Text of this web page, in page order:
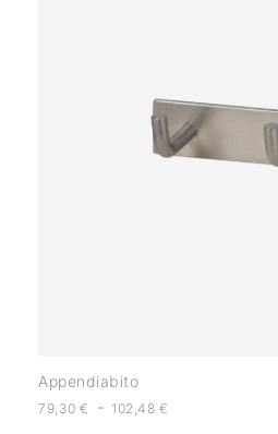
Appendiabito
79,30 € - 102,48 €